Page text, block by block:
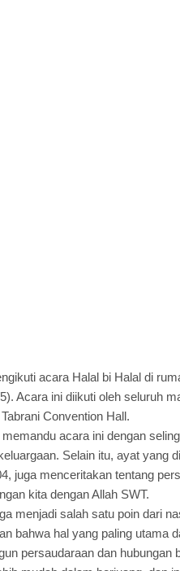
acara Halal bi Halal di
Acara ini diikuti oleh seluruh
Convention Hall.
acara ini dengan
Selain itu, ayat yang
juga menceritakan tentang
kita dengan Allah SWT.
menjadi salah satu poin dari
bahwa hal yang paling utama
persaudaraan dan hubungan